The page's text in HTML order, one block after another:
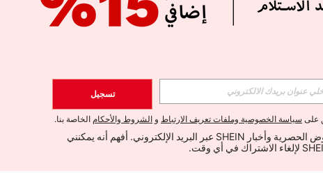
الإشتراك
اشتراك
تسجيل
على سياسة الخصوصية وملفات تعريف الارتباط و الشروط والأحكام الخاصة بنا.
أود تلقي العروض الحصرية وأخبار SHEIN عبر البريد الإلكتروني. أفهم أنه يمكنني